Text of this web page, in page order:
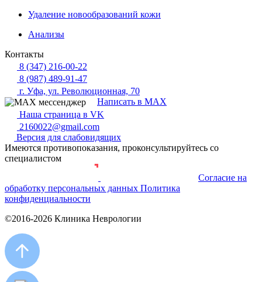
Удаление новообразований кожи
Анализы
Контакты
8 (347) 216-00-22
8 (987) 489-91-47
г. Уфа, ул. Революционная, 70
Написать в MAX
Наша страница в VK
2160022@gmail.com
Версия для слабовидящих
Имеются противопоказания, проконсультируйтесь со
специалистом
Согласие на
обработку персональных данных Политика
конфиденциальности
©2016-2026 Клиника Неврологии